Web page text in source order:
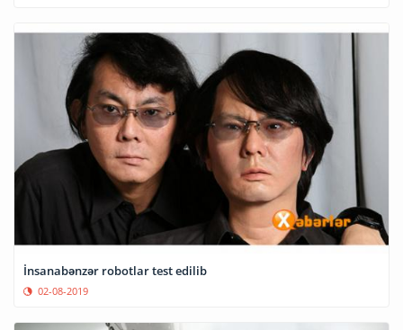
İnsanabənzər robotlar test edilib
02-08-2019